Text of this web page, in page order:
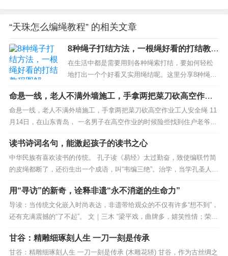
“天珠怎么编绳教程” 的相关文章
8种绳子打结方法，一根绳好看的打结教程
图解
在生活中都是需要用到各种绳索打结，要如何轻松
地打出一个个好看又实用绳结呢。这里分享8种绳子
打结方法，看看如何用一根绳好看的打结教程图
解。希望能帮忙有需要绳子打结方法。大家好，，
今天要着急给大家带来八种给绳子打结的小妙招，
非常实用.第一种吊物结，首先将绳子摆出一个S
形，然后捏住这个部位，再把绳头沿着绳...
命悬一线，老人不满外墙施工，手拿两把菜刀砍高空作业
工人安全绳
命悬一线，老人不满外墙施工，手拿两把菜刀砍高空作业工人安全绳 11
月14日，在山东青岛， 一名男子在高空作业的时候险些找到住户老爷的“
暗算” 。 从媒体资料中可以看到，男子此时正在悬空进行外墙施工。但
一名老年住户与正在施工的男子产生了矛盾。 住户大爷与施工男子产生
了口角，大爷随即抄起家中的菜刀...
读书诗词名句，能激起孩子的读书之心
中华民族有喜欢读书的传统。 孔子读《易经》太过勤奋，致使编联竹简
的皮绳都断了，还衍生出一个成语，叫“韦编三绝”。治学，当学孔圣人。
开学了，推荐给您的孩子45句读书的诗词，希望能激励孩子们努力读书
哟！ 1、息交游闲业，卧起弄书琴。 ——陶渊明《和郭主簿二首》 2、
读书不觉已春深，一寸光阴一寸金。...
用“寻访”的新奇，诠释非遗“永不消逝的生命力”
导读：当传统文化嵌入时尚表达，非遗带给观众的不仅有许多“想不到”，
还有充满震撼的“了不起”。 文｜三木 “梁平戏，曲牌多，嬉笑性情；荣昌
陶，千年传，釉色当先；夏布扇，工艺尖，轻柔胜丝……” 如何在不足三
分钟的时间内，提炼巴渝文化精髓？《艺览吾“遗”》第三期，非遗寻访人
杨迪和阿兰·达瓦卓玛创意制作小而...
甘谷：精雕细琢刻人生 一刀一刻是传承
甘谷：精雕细琢刻人生 一刀一刻是传承 (木雕花轿) 甘谷，作为古丝绸之